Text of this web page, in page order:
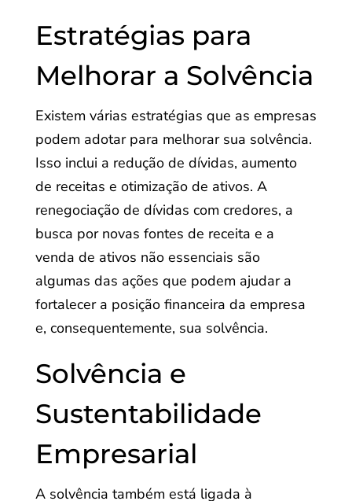
Estratégias para
Melhorar a Solvência
Existem várias estratégias que as empresas
podem adotar para melhorar sua solvência.
Isso inclui a redução de dívidas, aumento
de receitas e otimização de ativos. A
renegociação de dívidas com credores, a
busca por novas fontes de receita e a
venda de ativos não essenciais são
algumas das ações que podem ajudar a
fortalecer a posição financeira da empresa
e, consequentemente, sua solvência.
Solvência e
Sustentabilidade
Empresarial
A solvência também está ligada à